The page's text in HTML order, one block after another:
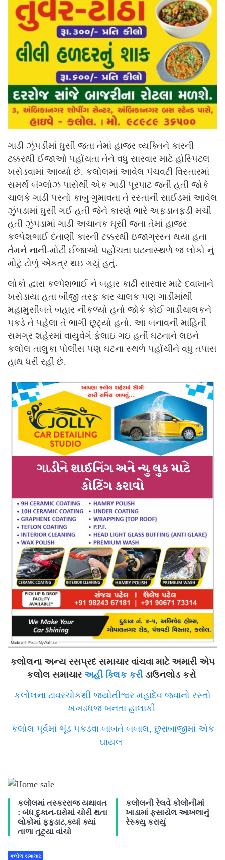
ગાડી ઝૂંપડીમાં ઘુસી જતા તેમાં હાજર વ્યક્તિને કારની
ટક્કરથી ઈજાઓ પહોંચતા તેને વધુ સારવાર માટે હોસ્પિટલ
ખસેડવામાં આવ્યો છે. કલોલમાં આવેલ પંચવટી વિસ્તારમાં
સમર્થ બંગ્લોઝ પાસેથી એક ગાડી પૂરપાટ જતી હતી જોકે
ચાલકે ગાડી પરનો કાબુ ગુમાવતા તે રસ્તાની સાઈડમાં આવેલ
ઝુંપડામાં ઘુસી ગઈ હતી જેને કારણે ભારે અફડાતફડી મચી
હતી ઝુંપડામાં ગાડી અચાનક ઘૂસી જતા તેમાં હાજર
કલ્પેશભાઈ દંતાણી કારની ટક્કરથી ઇજાગ્રસ્ત થયા હતા
તેમને નાની-મોટી ઈજાઓ પહોંચતા ઘટનાસ્થળે જ લોકો નું
મોટું ટોળું એકત્ર થઇ ગયું હતું.
લોકો દ્વારા કલ્પેશભાઈ ને બહાર કાઢી સારવાર માટે દવાખાને
ખસેડાયા હતા બીજી તરફ કાર ચાલક પણ ગાડીમાંથી
મહામુસીબતે બહાર નીકળ્યો હતો જોકે કોઈ ગાડીચાલકને
પકડે તે પહેલા તે ભાગી છૂટ્યો હતો. આ બનાવની માહિતી
સમગ્ર શહેરમાં વાયુવેગે ફેલાઇ ગઇ હતી ઘટનાને લઇને
કલોલ તાલુકા પોલીસ પણ ઘટના સ્થળે પહોંચીને વધુ તપાસ
હાથ ધરી રહી છે.
કલોલના અન્ય રસપ્રદ સમાચાર વાંચવા માટે અમારી એપ
કલોલ સમાચાર અહીં ક્લિક કરી ડાઉનલોડ કરો
કલોલના ટાવરચોકથી જ્યોતીશ્વર મહાદેવ જવાનો રસ્તો
ખખડધજ બનતા હાલાકી
કલોલ પૂર્વમાં ભૂંડ પકડવા બાબતે બબાલ, છુરાબાજીમાં એક
ઘાયલ
કલોલમાં તસ્કરરાજ યથાવત
: બંધ દુકાન-ઘરોમાં ચોરી થતા
લોકોમાં ફફડાટ,ક્યાં ક્યાં
તાળા તૂટ્યા વાંચો
કલોલની રેલવે કોલોનીમાં
ખાડામાં ફસાયેલ આખલાનું
રેસ્ક્યુ કરાયું
કલોલ સમાચાર